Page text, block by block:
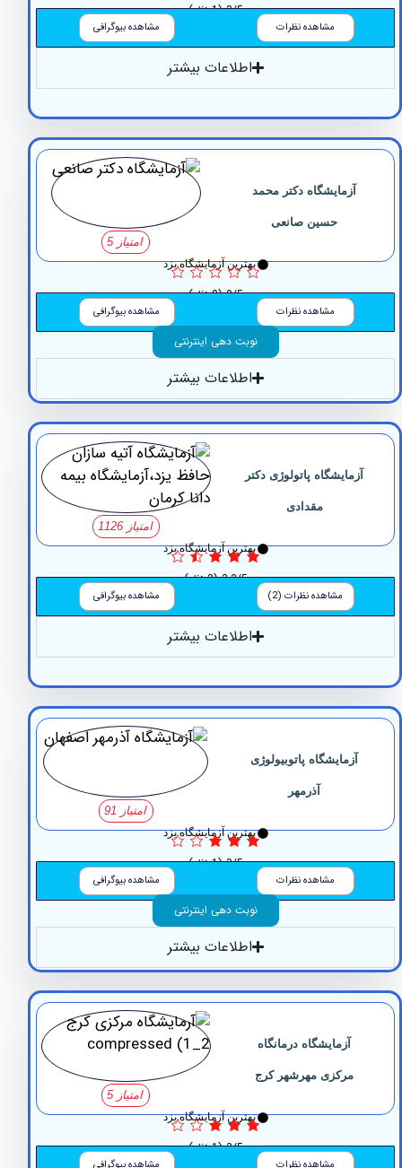
3/5 (1 نظر)
مشاهده نظرات مشاهده بیوگرافی
اطلاعات بیشتر
آزمایشگاه دکتر محمد
حسین صانعی
بهترین آزمایشگاه یزد
0/5 (0 نظر)
مشاهده نظرات مشاهده بیوگرافی
نوبت دهی اینترنتی
اطلاعات بیشتر
پاتولوژی دکتر
بهترین آزمایشگاه یزد
3.3/5 (3 نظر)
مشاهده نظرات (2) مشاهده بیوگرافی
اطلاعات بیشتر
پاتوبیولوژی
بهترین آزمایشگاه یزد
3/5 (1 نظر)
مشاهده نظرات مشاهده بیوگرافی
نوبت دهی اینترنتی
اطلاعات بیشتر
آزمایشگاه ‏درمانگاه
مرکزی مهرشهر ‏کرج
بهترین آزمایشگاه یزد
3/5 (1 نظر)
مشاهده نظرات مشاهده بیوگرافی